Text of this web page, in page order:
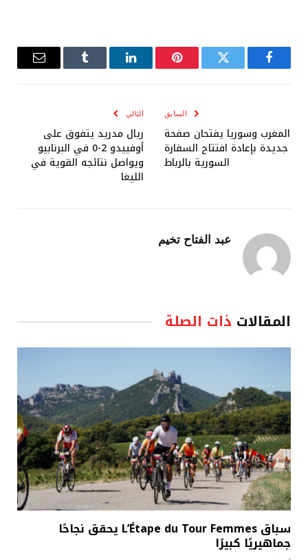
فيسبوك تويتر بينتيريستلينكدإن Tumblr
البريد
السابق
المغرب وسوريا يفتحان صفحة
جديدة بإعادة افتتاح السفارة
السورية بالرباط
التالي
ريال مدريد يتفوق على
أوفييدو 2-0 في البرنابيو
ويواصل نتائجه القوية في
الليغا
عبد الفتاح تخيم
المقالات ذات الصلة
سباق L’Étape du Tour Femmes يحقق نجاحًا
جماهيريًا كبيرًا